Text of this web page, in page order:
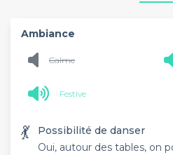
Ambiance
Calme
Festive
💃
Possibilité de danser
Oui, autour des tables, on